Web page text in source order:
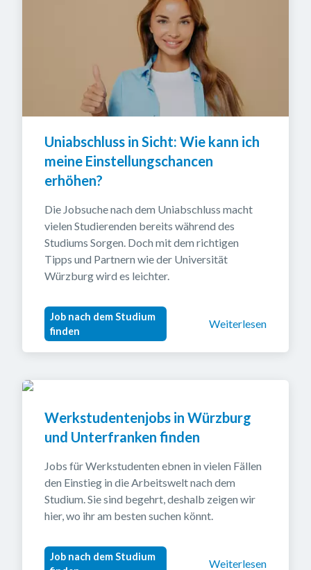
Uniabschluss in Sicht: Wie kann ich
meine Einstellungschancen
erhöhen?
Die Jobsuche nach dem Uniabschluss macht
vielen Studierenden bereits während des
Studiums Sorgen. Doch mit dem richtigen
Tipps und Partnern wie der Universität
Würzburg wird es leichter.
Job nach dem Studium
finden
Weiterlesen
Werkstudentenjobs in Würzburg
und Unterfranken finden
Jobs für Werkstudenten ebnen in vielen Fällen
den Einstieg in die Arbeitswelt nach dem
Studium. Sie sind begehrt, deshalb zeigen wir
hier, wo ihr am besten suchen könnt.
Job nach dem Studium
Weiterlesen